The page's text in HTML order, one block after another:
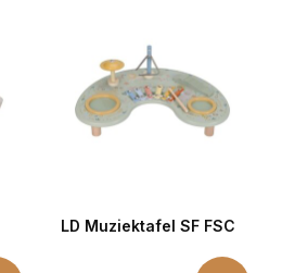
LD Muziektafel SF FSC